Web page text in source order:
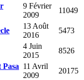
9 Février
2009
11049
13 Août
2016
5473
4 Juin
2015
8526
11 Avril
2009
20175